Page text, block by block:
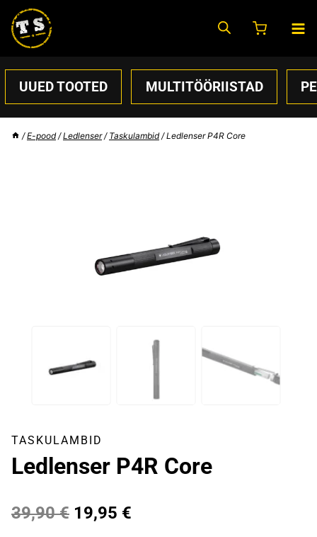
content
UUED TOOTED MULTITÖÖRIISTAD
/ E-pood / Ledlenser / Taskulambid / Ledlenser P4R Core
TASKULAMBID
Ledlenser P4R Core
39,90€ Algne
19,95 €